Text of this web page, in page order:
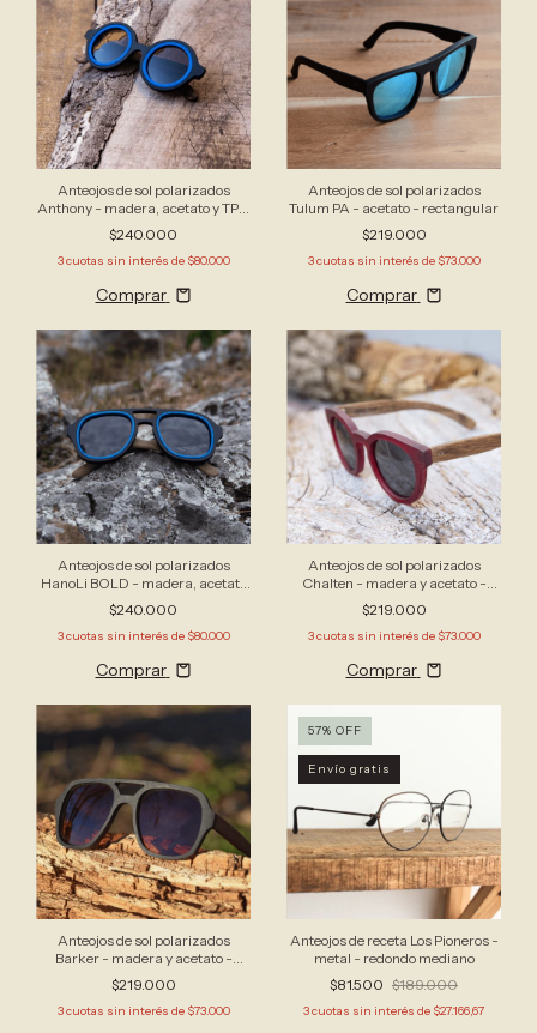
Anteojos de sol polarizados
Anthony - madera, acetato y TPU
- redondo mediano
$240.000
3cuotas sin interés de $80.000
Comprar
Anteojos de sol polarizados
Tulum PA - acetato - rectangular
$219.000
3cuotas sin interés de $73.000
Comprar
Anteojos de sol polarizados
HanoLi BOLD - madera, acetato
y TPU - aviador grande
$240.000
3cuotas sin interés de $80.000
Comprar
Anteojos de sol polarizados
Chalten - madera y acetato -
redondo
$219.000
3cuotas sin interés de $73.000
Comprar
Anteojos de sol polarizados
Barker - madera y acetato -
aviador cuadrado
$219.000
3cuotas sin interés de $73.000
57% OFF
Envío gratis
Anteojos de receta Los Pioneros -
metal - redondo mediano
$81.500 $189.000
3cuotas sin interés de $27.166,67